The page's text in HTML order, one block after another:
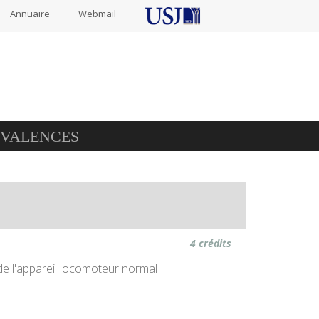
Annuaire Webmail
4 crédits
l'appareil locomoteur normal